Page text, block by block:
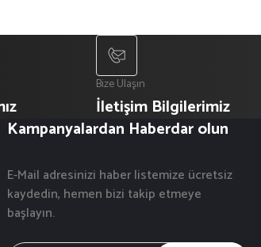
Bize Ulaşın
İletişim Bilgilerimiz
Kampanyalardan Haberdar olun
E-Mail adresinizi haber listemize ücretsiz
kaydedin, hemen bizi takip etmeye
başlayın.